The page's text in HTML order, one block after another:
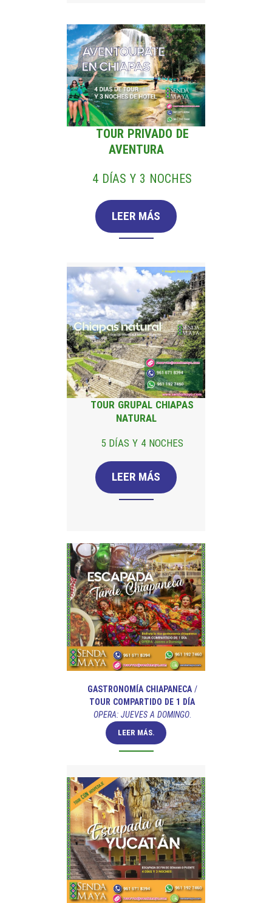
TOUR PRIVADO DE
AVENTURA
4 DÍAS Y 3 NOCHES
LEER MÁS
TOUR GRUPAL CHIAPAS
NATURAL
5 DÍAS Y 4 NOCHES
LEER MÁS
GASTRONOMÍA CHIAPANECA/
TOUR COMPARTIDO DE 1 DÍA
OPERA: JUEVES A DOMINGO.
LEER MÁS.